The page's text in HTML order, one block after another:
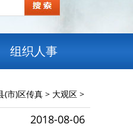
组织人事
(市)区传真 > 大观区 >
2018-08-06